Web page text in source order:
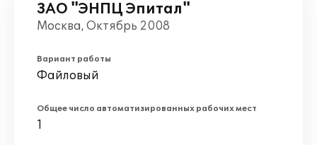
ЗАО "ЭНПЦ Эпитал"
Москва, Октябрь 2008
Вариант работы
Файловый
Общее число автоматизированных рабочих мест
1